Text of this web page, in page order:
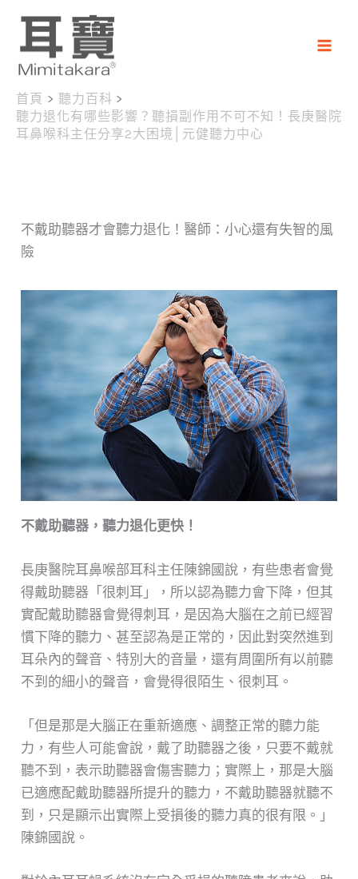
首頁
聽力百科
聽力退化有哪些影響？聽損副作用不可不知！長庚醫院
耳鼻喉科主任分享2大困境│元健聽力中心
不戴助聽器才會聽力退化！醫師：小心還有失智的風
險
不戴助聽器，聽力退化更快！
長庚醫院耳鼻喉部耳科主任陳錦國說，有些患者會覺
得戴助聽器「很刺耳」，所以認為聽力會下降，但其
實配戴助聽器會覺得刺耳，是因為大腦在之前已經習
慣下降的聽力、甚至認為是正常的，因此對突然進到
耳朵內的聲音、特別大的音量，還有周圍所有以前聽
不到的細小的聲音，會覺得很陌生、很刺耳。
「但是那是大腦正在重新適應、調整正常的聽力能
力，有些人可能會說，戴了助聽器之後，只要不戴就
聽不到，表示助聽器會傷害聽力；實際上，那是大腦
已適應配戴助聽器所提升的聽力，不戴助聽器就聽不
到，只是顯示出實際上受損後的聽力真的很有限。」
陳錦國說。